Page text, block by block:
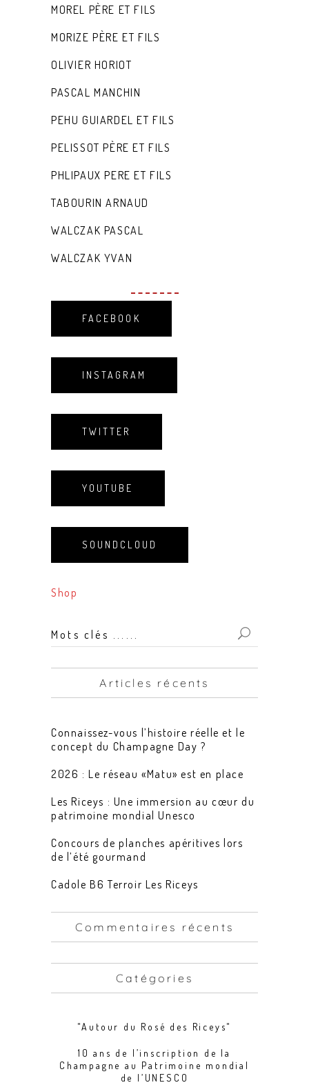
MOREL PÈRE ET FILS
MORIZE PÈRE ET FILS
OLIVIER HORIOT
PASCAL MANCHIN
PEHU GUIARDEL ET FILS
PELISSOT PÈRE ET FILS
PHLIPAUX PERE ET FILS
TABOURIN ARNAUD
WALCZAK PASCAL
WALCZAK YVAN
FACEBOOK
INSTAGRAM
TWITTER
YOUTUBE
SOUNDCLOUD
Shop
Mots
clés
...
Articles récents
Connaissez-vous l’histoire réelle et le
concept du Champagne Day ?
2026 : Le réseau «Matu» est en place
Les Riceys : Une immersion au cœur du
patrimoine mondial Unesco
Concours de planches apéritives lors
de l’été gourmand
Cadole B6 Terroir Les Riceys
Commentaires récents
Catégories
"Autour du Rosé des Riceys"
10 ans de l’inscription de la
Champagne au Patrimoine mondial
de l’UNESCO